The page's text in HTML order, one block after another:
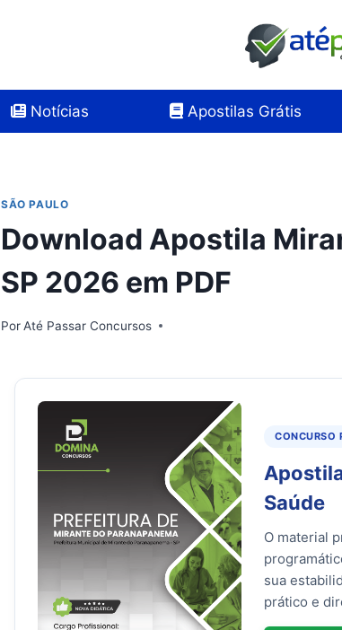
Notícias Apostilas Grátis
SÃO PAULO
Download Apostila
SP 2026 em PDF
PorAté Passar Concursos
CONCURSO
Saúde
O material
sua
prático e